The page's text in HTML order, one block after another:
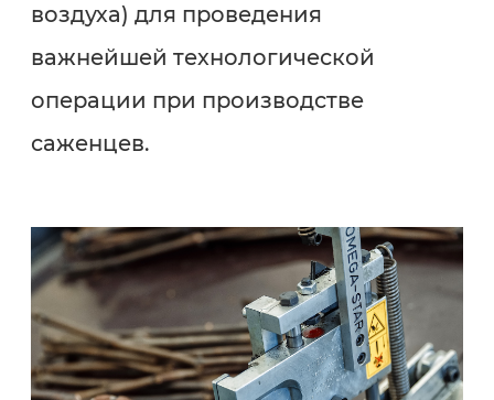
воздуха) для проведения
важнейшей технологической
операции при производстве
саженцев.